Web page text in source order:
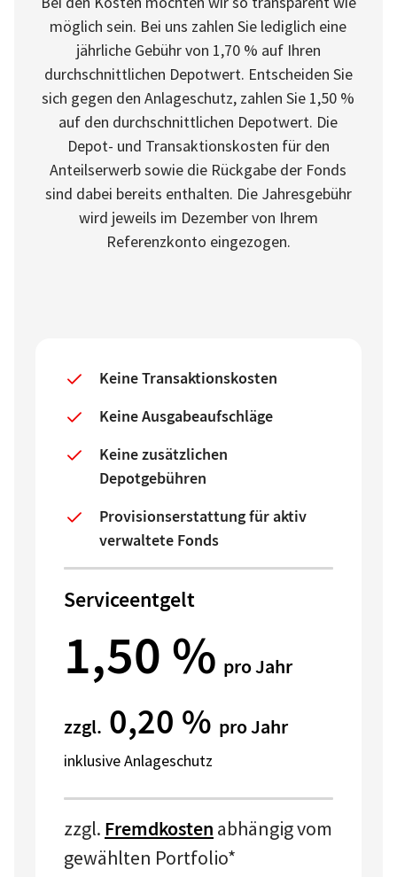
möglich sein. Bei uns zahlen Sie lediglich eine
jährliche Gebühr von 1,70 % auf Ihren
durchschnittlichen Depotwert. Entscheiden Sie
sich gegen den Anlageschutz, zahlen Sie 1,50 %
auf den durchschnittlichen Depotwert. Die
Depot- und Transaktionskosten für den
Anteilserwerb sowie die Rückgabe der Fonds
sind dabei bereits enthalten. Die Jahresgebühr
wird jeweils im Dezember von Ihrem
Referenzkonto eingezogen.
Keine Transaktionskosten
Keine Ausgabeaufschläge
Keine zusätzlichen
Depotgebühren
Provisionserstattung für aktiv
verwaltete Fonds
Serviceentgelt
1,50 % pro Jahr
zzgl. 0,20 % pro Jahr
inklusive Anlageschutz
zzgl. Fremdkosten abhängig vom
gewählten Portfolio*